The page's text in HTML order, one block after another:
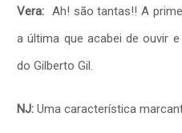
Vera: Ah! são tantas!! A
a última que acabei de ouvir
do Gilberto Gil.
NJ: Uma característica